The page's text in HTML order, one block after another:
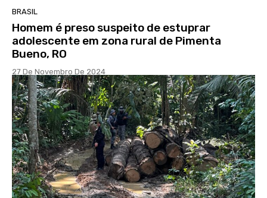
BRASIL
Homem é preso suspeito de estuprar
adolescente em zona rural de Pimenta
Bueno, RO
27 De Novembro De 2024